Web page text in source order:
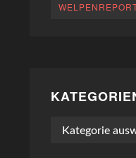
Kategorien